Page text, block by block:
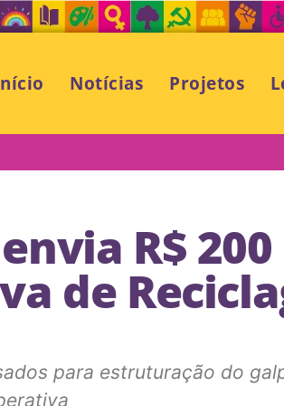
Notícias Projetos
R$
de
para estruturação do